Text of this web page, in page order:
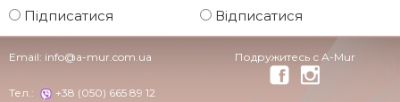
Підписатися Відписатися
Email: info@a-mur.com.ua
Тел.: +38 (050) 665 89 12
Подружитесь с A-Mur